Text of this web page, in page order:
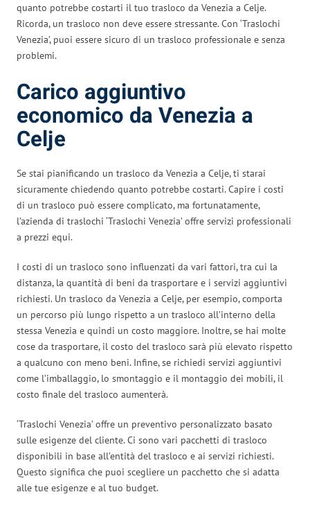
quanto potrebbe costarti il tuo trasloco da Venezia a Celje.
Ricorda, un trasloco non deve essere stressante. Con ‘Traslochi
Venezia’, puoi essere sicuro di un trasloco professionale e senza
problemi.
Carico aggiuntivo
economico da Venezia a
Celje
Se stai pianificando un trasloco da Venezia a Celje, ti starai
sicuramente chiedendo quanto potrebbe costarti. Capire i costi
di un trasloco può essere complicato, ma fortunatamente,
l’azienda di traslochi ‘Traslochi Venezia’ offre servizi professionali
a prezzi equi.
I costi di un trasloco sono influenzati da vari fattori, tra cui la
distanza, la quantità di beni da trasportare e i servizi aggiuntivi
richiesti. Un trasloco da Venezia a Celje, per esempio, comporta
un percorso più lungo rispetto a un trasloco all’interno della
stessa Venezia e quindi un costo maggiore. Inoltre, se hai molte
cose da trasportare, il costo del trasloco sarà più elevato rispetto
a qualcuno con meno beni. Infine, se richiedi servizi aggiuntivi
come l’imballaggio, lo smontaggio e il montaggio dei mobili, il
costo finale del trasloco aumenterà.
‘Traslochi Venezia’ offre un preventivo personalizzato basato
sulle esigenze del cliente. Ci sono vari pacchetti di trasloco
disponibili in base all’entità del trasloco e ai servizi richiesti.
Questo significa che puoi scegliere un pacchetto che si adatta
alle tue esigenze e al tuo budget.